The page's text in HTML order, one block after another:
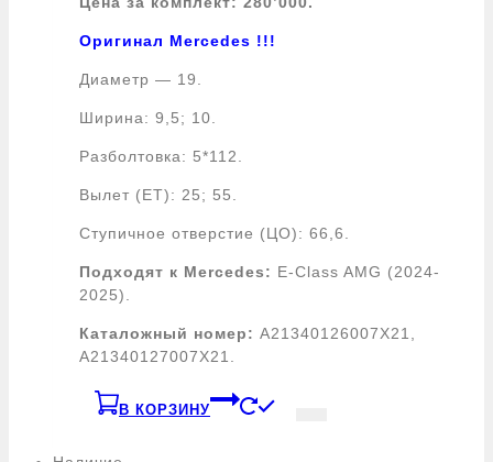
Оригинал Mercedes !!!
Диаметр — 19.
Ширина: 9,5; 10.
Разболтовка: 5*112.
Вылет (ЕТ): 25; 55.
Ступичное отверстие (ЦО): 66,6.
Подходят к Mercedes: E-Class AMG (2024-
2025).
Каталожный номер: A21340126007X21,
A21340127007X21.
В КОРЗИНУ